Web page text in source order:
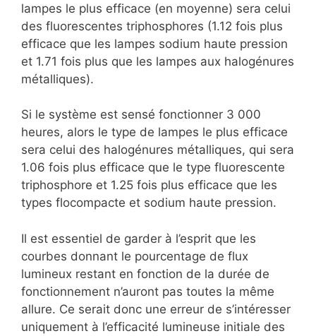
lampes le plus efficace (en moyenne) sera celui
des fluorescentes triphosphores (1.12 fois plus
efficace que les lampes sodium haute pression
et 1.71 fois plus que les lampes aux halogénures
métalliques).
Si le système est sensé fonctionner 3 000
heures, alors le type de lampes le plus efficace
sera celui des halogénures métalliques, qui sera
1.06 fois plus efficace que le type fluorescente
triphosphore et 1.25 fois plus efficace que les
types flocompacte et sodium haute pression.
Il est essentiel de garder à l’esprit que les
courbes donnant le pourcentage de flux
lumineux restant en fonction de la durée de
fonctionnement n’auront pas toutes la même
allure. Ce serait donc une erreur de s’intéresser
uniquement à l’efficacité lumineuse initiale des